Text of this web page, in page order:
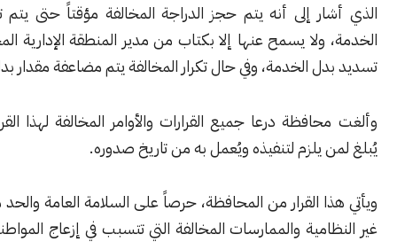
إلى أنه يتم حجز الدراجة المخالفة مؤقتاً حتى يتم تسديد بدل
ولا يسمح عنها إلا بكتاب من مدير المنطقة الإدارية المختصة، بعد
الخدمة، وفي حال تكرار المخالفة يتم مضاعفة مقدار بدل الخدمة.
درعا جميع القرارات والأوامر المخالفة لهذا القرار، على أن
يلزم لتنفيذه ويُعمل به من تاريخ صدوره.
القرار من المحافظة، حرصاً على السلامة العامة والحد من الظواهر
والممارسات المخالفة التي تتسبب في إزعاج المواطنين وتعطيل